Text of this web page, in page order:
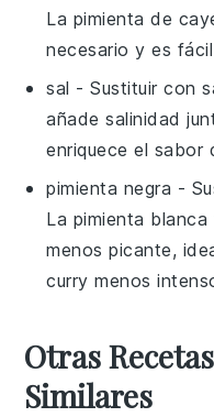
La pimienta de
necesario y es
sal - Sustituir con
añade salinidad
enriquece el sabor
pimienta negra -
La pimienta
menos picante,
curry menos
Otras
Similares